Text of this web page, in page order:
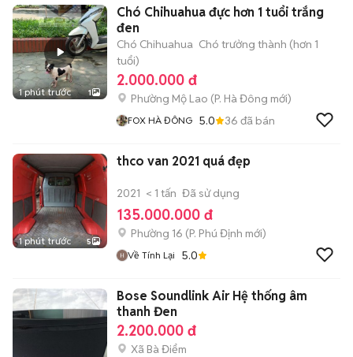
1 phút trước 1
Chó Chihuahua đực hơn 1 tuổi trắng
đen
Chó Chihuahua Chó trưởng thành (hơn 1
tuổi)
2.000.000 đ
Phường Mộ Lao (P. Hà Đông mới)
FOX HÀ ĐÔNG 5.0 36 đã bán
1 phút trước 5
thco van 2021 quá đẹp
2021 < 1 tấn Đã sử dụng
135.000.000 đ
Phường 16 (P. Phú Định mới)
Về Tính Lại 5.0
Bose Soundlink Air Hệ thống âm
thanh Đen
2.200.000 đ
Xã Bà Điểm